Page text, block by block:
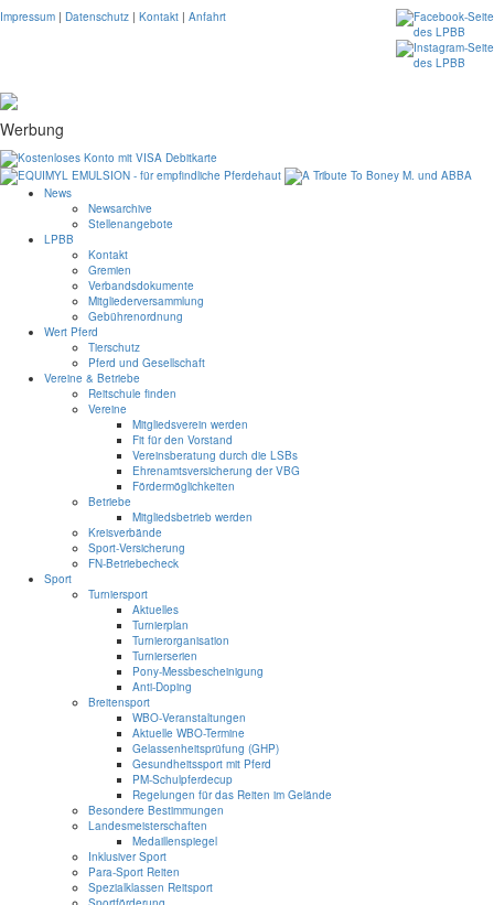
Impressum | Datenschutz | Kontakt | Anfahrt
Werbung
News
Newsarchive
Stellenangebote
LPBB
Kontakt
Gremien
Verbandsdokumente
Mitgliederversammlung
Gebührenordnung
Wert Pferd
Tierschutz
Pferd und Gesellschaft
Vereine & Betriebe
Reitschule finden
Vereine
Mitgliedsverein werden
Fit für den Vorstand
Vereinsberatung durch die LSBs
Ehrenamtsversicherung der VBG
Fördermöglichkeiten
Betriebe
Mitgliedsbetrieb werden
Kreisverbände
Sport-Versicherung
FN-Betriebecheck
Sport
Turniersport
Aktuelles
Turnierplan
Turnierorganisation
Turnierserien
Pony-Messbescheinigung
Anti-Doping
Breitensport
WBO-Veranstaltungen
Aktuelle WBO-Termine
Gelassenheitsprüfung (GHP)
Gesundheitssport mit Pferd
PM-Schulpferdecup
Regelungen für das Reiten im Gelände
Besondere Bestimmungen
Landesmeisterschaften
Medaillenspiegel
Inklusiver Sport
Para-Sport Reiten
Spezialklassen Reitsport